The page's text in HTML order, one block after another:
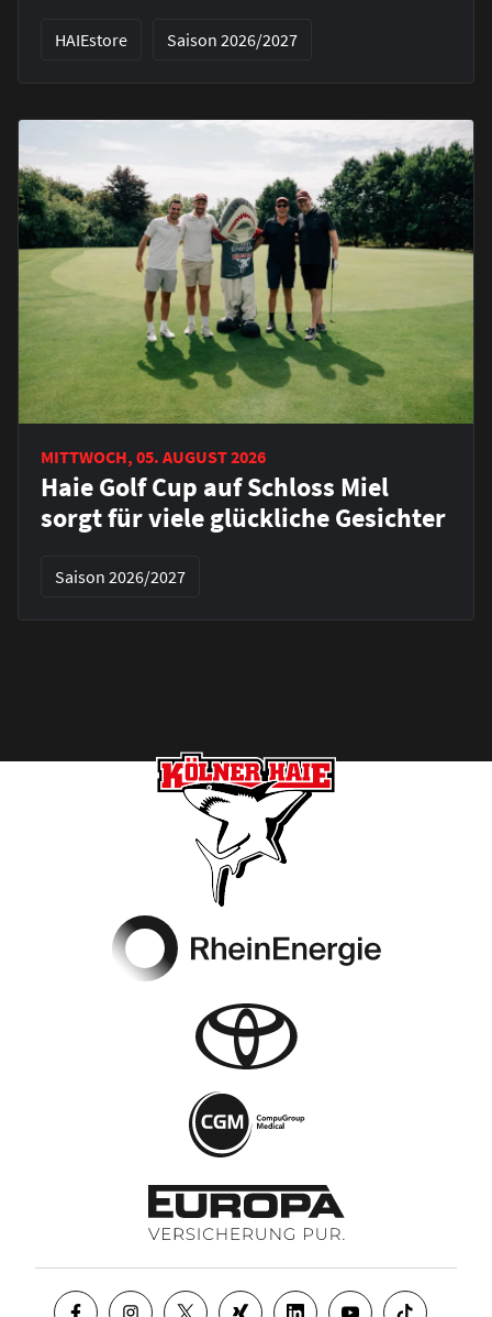
HAIEstore Saison 2026/2027
MITTWOCH, 05. AUGUST 2026
Haie Golf Cup auf Schloss Miel
sorgt für viele glückliche Gesichter
Saison 2026/2027